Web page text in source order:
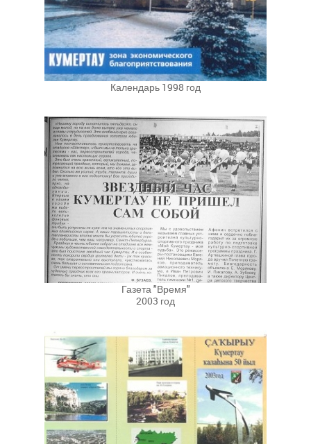
Календарь 1998 год
Газета "Время"
2003 год